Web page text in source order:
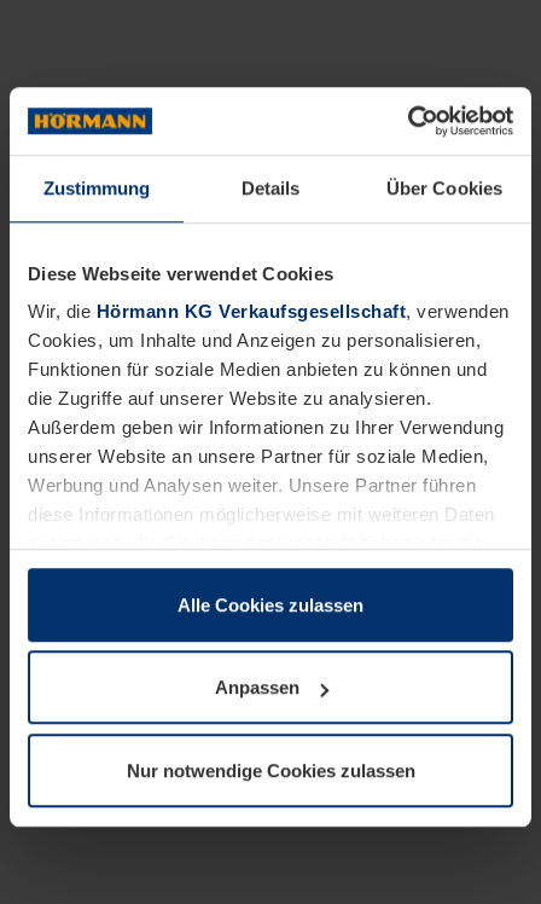
Zustimmung Details Über Cookies
Diese Webseite verwendet Cookies
Wir, die Hörmann KG Verkaufsgesellschaft, verwenden
Cookies, um Inhalte und Anzeigen zu personalisieren,
Funktionen für soziale Medien anbieten zu können und
die Zugriffe auf unserer Website zu analysieren.
Außerdem geben wir Informationen zu Ihrer Verwendung
unserer Website an unsere Partner für soziale Medien,
Werbung und Analysen weiter. Unsere Partner führen
diese Informationen möglicherweise mit weiteren Daten
sie im Rahmen Ihrer Nutzung der Dienste gesammelt
wenn diese für den Betrieb dieser Seite unbedingt
notwendig sind. Für alle anderen Cookie-Typen benötigen
wir Ihre Erlaubnis. Ihre Einwilligung können Sie jederzeit
Datenschutzerklärungunserer Website ändern oder
widerrufen.
Alle Cookies zulassen
Anpassen
Nur notwendige Cookies zulassen